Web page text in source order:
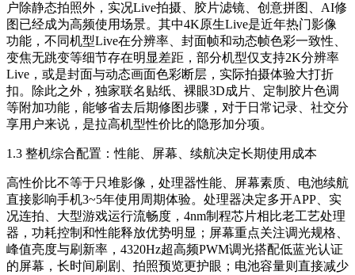
户除静态拍照外，实况Live拍摄、胶片滤镜、创意拼图、AI修
图已经成为高频使用场景。其中4K原生Live是近年热门影像
功能，不同机型Live在分辨率、封面帧和动态帧色彩一致性、
变焦无跳变等细节存在明显差距，部分机型仅支持2K分辨率
Live，或是封面与动态画面色彩断层，实际拍摄体验大打折
扣。除此之外，独家联名贴纸、裸眼3D成片、定制胶片色调
等附加功能，能够省去后期修图步骤，对于日常记录、社交分
享用户来说，是拉高机型性价比的隐形加分项。
1.3 整机综合配置：性能、屏幕、续航决定长期使用成本
高性价比不等于只堆影像，处理器性能、屏幕素质、电池续航
直接影响手机3~5年使用周期体验。处理器决定多开APP、实
况连拍、大型游戏运行流畅度，4nm制程芯片相比老工艺处理
器，功耗控制和性能释放优势明显；屏幕重点关注调光规格、
峰值亮度与刷新率，4320Hz超高频PWM调光搭配低蓝光认证
的屏幕，长时间刷剧、拍照预览更护眼；电池容量则直接减少